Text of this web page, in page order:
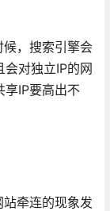
，搜索引擎会
对独立IP的网
享IP要高出不
牵连的现象发